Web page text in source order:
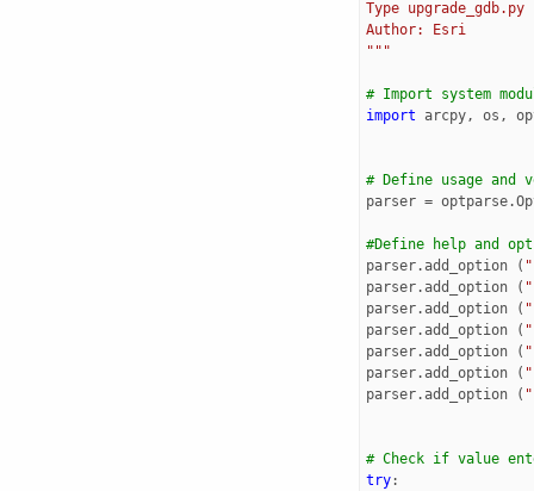
Type
Author: Esri
"""
# Import system
import arcpy, os ,
# Define usage and
parser = optparse.
#Define help and
parser.add_option (
parser.add_option (
parser.add_option (
parser.add_option (
parser.add_option (
parser.add_option (
parser.add_option (
# Check if value
try: